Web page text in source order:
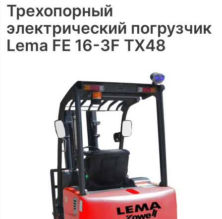
Трехопорный
электрический погрузчик
Lema FE 16-3F TX48